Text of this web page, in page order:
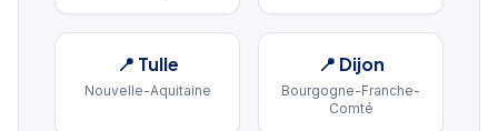
📍 Tulle
Nouvelle-Aquitaine
📍 Dijon
Bourgogne-Franche-
Comté